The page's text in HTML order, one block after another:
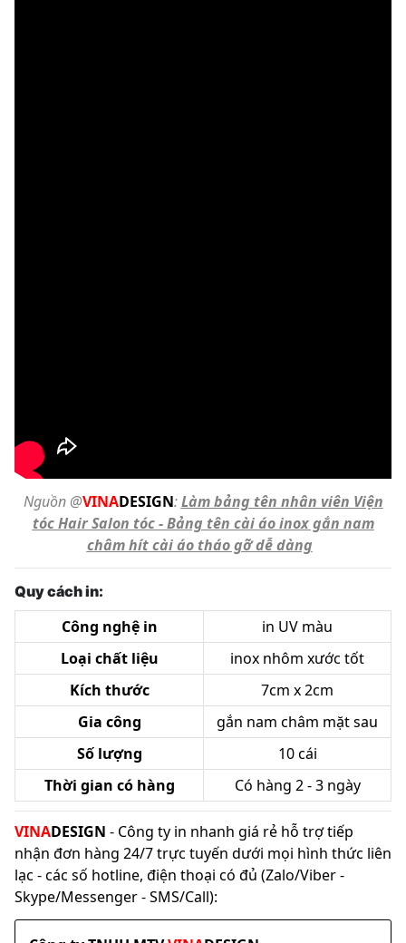
Nguồn @VINADESIGN:Làm bảng tên nhân viên Viện
tóc Hair Salon tóc - Bảng tên cài áo inox gắn nam
châm hít cài áo tháo gỡ dễ dàng
Quy cách in:
Công nghệ in
in UV màu
Loại chất liệu
inox nhôm xước tốt
Kích thước
7cm x 2cm
Gia công
gắn nam châm mặt sau
Số lượng
10 cái
Thời gian có hàng
Có hàng 2 - 3 ngày
VINADESIGN - Công ty in nhanh giá rẻ hỗ trợ tiếp
nhận đơn hàng 24/7 trực tuyến dưới mọi hình thức liên
lạc - các số hotline, điện thoại có đủ (Zalo/Viber -
Skype/Messenger - SMS/Call):